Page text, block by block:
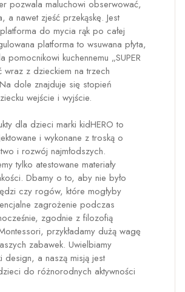
pozwala maluchowi obserwować,
a nawet zjeść przekąskę. Jest
do mycia rąk po całej
platforma to wsuwana płyta,
pomocnikowi kuchennemu „SUPER
wraz z dzieckiem na trzech
dole znajduje się stopień
wejście i wyjście.
dla dzieci marki kidHERO to
i wykonane z troską o
i rozwój najmłodszych.
tylko atestowane materiały
Dbamy o to, aby nie było
czy rogów, które mogłyby
zagrożenie podczas
zgodnie z filozofią
przykładamy dużą wagę
zabawek. Uwielbiamy
design, a naszą misją jest
do różnorodnych aktywności